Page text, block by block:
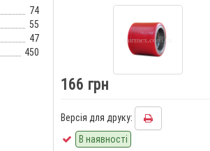
74
55
47
450
166 грн
Версія для друку:
В наявності